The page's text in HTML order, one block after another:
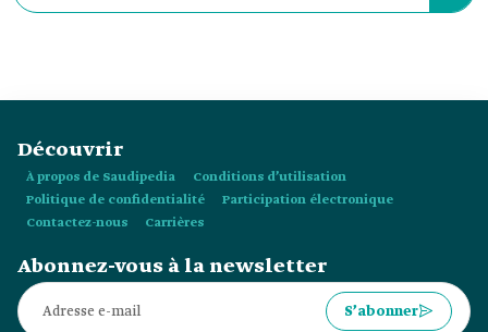
Découvrir
À propos de Saudipedia
Conditions d’utilisation
Politique de confidentialité
Participation électronique
Contactez-nous
Carrières
Abonnez-vous à la newsletter
S’abonner